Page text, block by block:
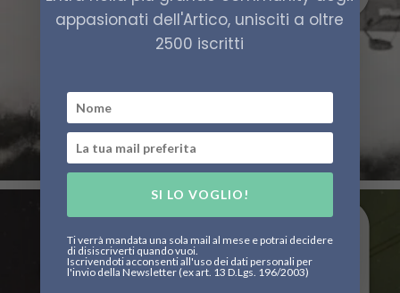
appasionati dell'Artico, unisciti a oltre
2500 iscritti
SI LO VOGLIO!
Ti verrà mandata una sola mail al mese e potrai decidere
di disiscriverti quando vuoi.
Iscrivendoti acconsenti all'uso dei dati personali per
l'invio della Newsletter (ex art. 13 D.Lgs. 196/2003)